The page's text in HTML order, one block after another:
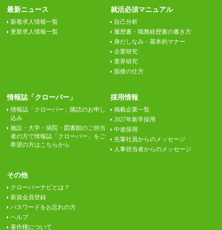
最新ニュース
新着求人情報一覧
更新求人情報一覧
就活必須マニュアル
自己分析
履歴書・職務経歴書の書き方
身だしなみ・基本的マナー
企業研究
業界研究
面接の仕方
情報誌「クローバー」
情報誌「クローバー」購読のお申し
込み
施設・大学・病院・図書館のご担当
者の方で情報誌「クローバー」をご
希望の方はこちらから
採用情報
掲載企業一覧
2027年新卒採用
中途採用
先輩社員からのメッセージ
人事担当者からのメッセージ
その他
クローバーナビとは？
新規会員登録
パスワードをお忘れの方
ヘルプ
著作権について